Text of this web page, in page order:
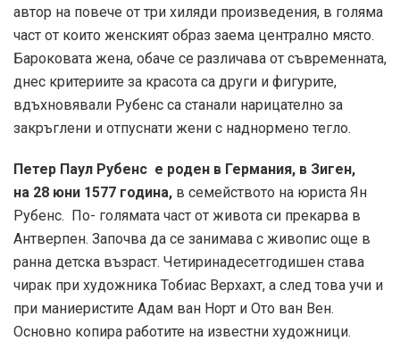
автор на повече от три хиляди произведения, в голяма
част от които женският образ заема централно място.
Бароковата жена, обаче се различава от съвременната,
днес критериите за красота са други и фигурите,
вдъхновявали Рубенс са станали нарицателно за
закръглени и отпуснати жени с наднормено тегло.
Петер Паул Рубенс е роден в Германия, в Зиген,
на 28 юни 1577 година, в семейството на юриста Ян
Рубенс. По- голямата част от живота си прекарва в
Антверпен. Започва да се занимава с живопис още в
ранна детска възраст. Четиринадесетгодишен става
чирак при художника Тобиас Верхахт, а след това учи и
при маниеристите Адам ван Норт и Ото ван Вен.
Основно копира работите на известни художници.